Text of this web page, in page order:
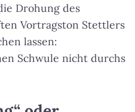
Drohung des
Vortragston Stettlers
lassen:
Schwule nicht durchs